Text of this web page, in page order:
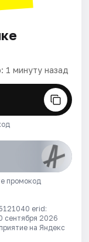
1 минуту назад
промокод
erid:
сентября 2026
на Яндекс